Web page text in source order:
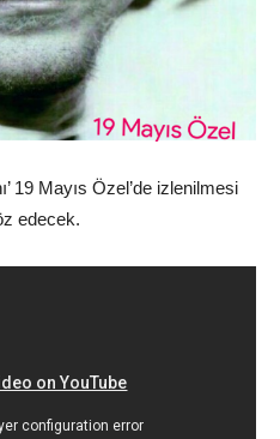
19 Mayıs Özel’de izlenilmesi
edecek.